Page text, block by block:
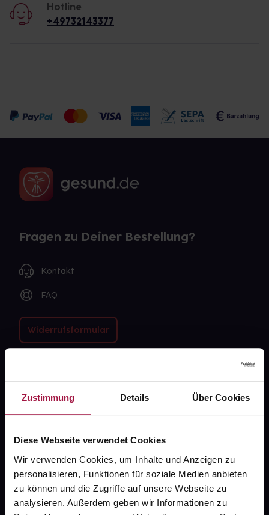
Zustimmung Details Über Cookies
Diese Webseite verwendet Cookies
Wir verwenden Cookies, um Inhalte und Anzeigen zu
personalisieren, Funktionen für soziale Medien anbieten
zu können und die Zugriffe auf unsere Webseite zu
analysieren. Außerdem geben wir Informationen zu
Hotline
+49732143377
Fragen zu Deiner Bestellung?
Kontakt
FAQ
Widerrufsformular
gesund.de
Über uns
Newsletter
Barrierefreiheitserklärung
PAYBACK